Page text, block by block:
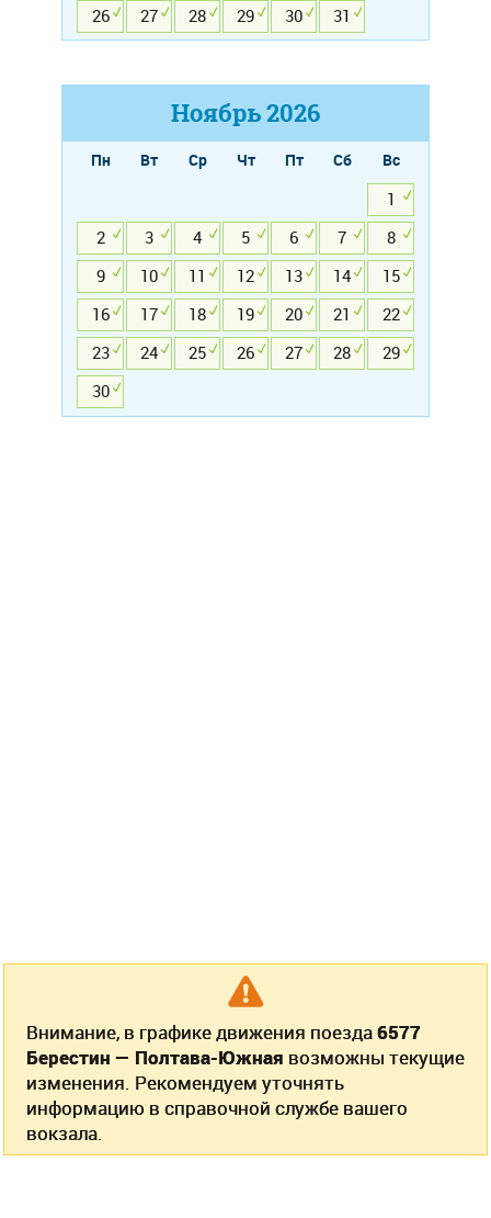
26
27 28 29 30 31
Ноябрь2026
Пн Вт Ср Чт Пт Сб
Вс
1
2
3 4 5 6 7
8
9
10 11 12 13 14
15
16
17 18 19 20 21
22
23
24 25 26 27 28
29
30
Внимание, в графике движения поезда6577
Берестин — Полтава-Южная возможны текущие
изменения. Рекомендуем уточнять
информацию в справочной службе вашего
вокзала.